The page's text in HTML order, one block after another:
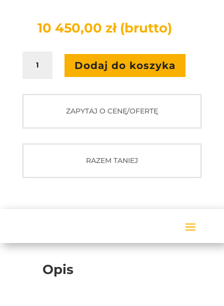
10 450,00 zł (brutto)
Monitor
interaktywny
Dodaj do koszyka
ZAPYTAJ O CENĘ/OFERTĘ
RAZEM TANIEJ
Opis